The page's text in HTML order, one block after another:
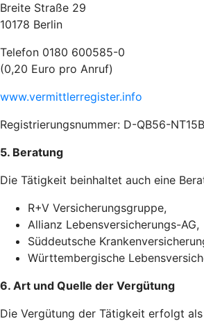
Breite Straße 29
10178 Berlin
Telefon 0180 600585-0
(0,20 Euro pro Anruf)
www.vermittlerregister.info
Registrierungsnummer: D-QB56-
5. Beratung
Die Tätigkeit beinhaltet auch eine
R+V Versicherungsgruppe,
Allianz Lebensversicherungs-AG,
Süddeutsche
Württembergische
6. Art und Quelle der Vergütung
Die Vergütung der Tätigkeit erfolgt als